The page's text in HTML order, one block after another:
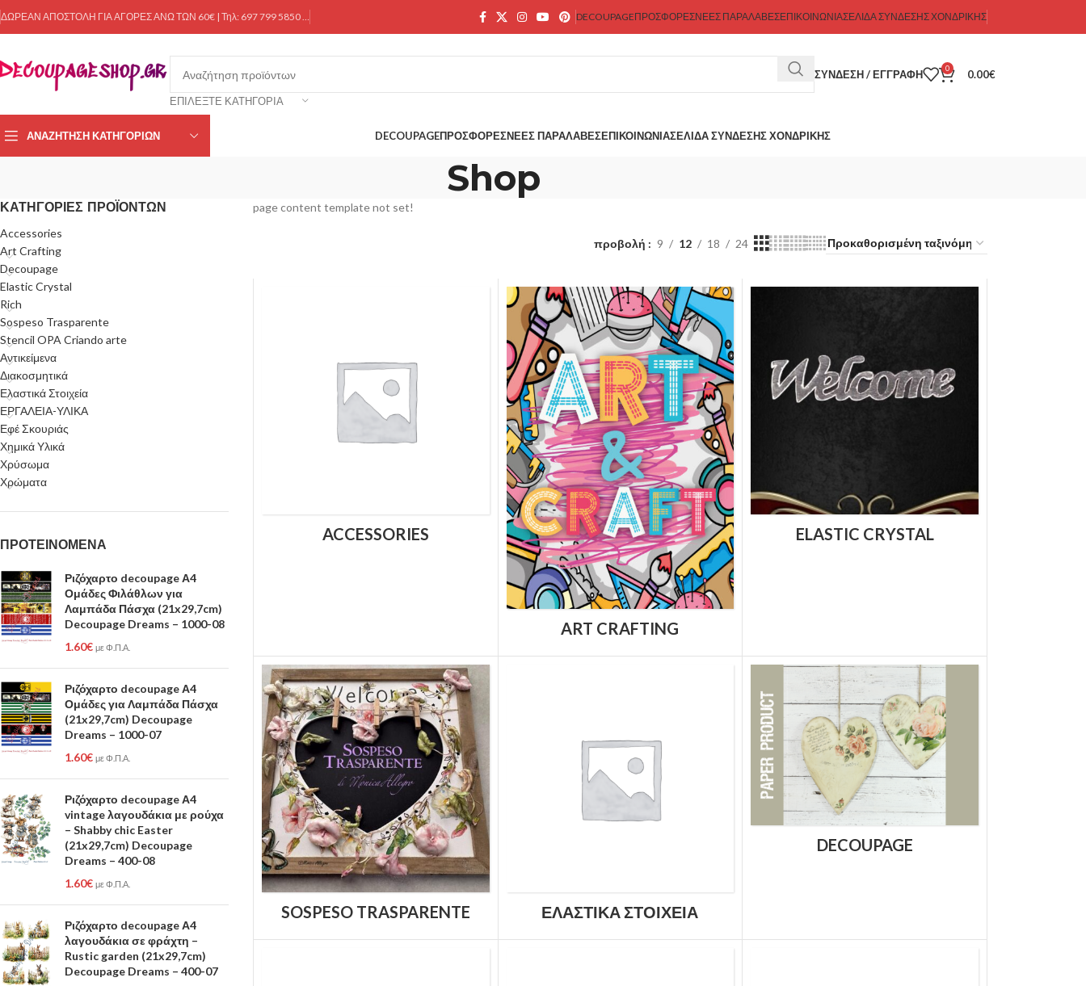
ΔΩΡΕΑΝ ΑΠΟΣΤΟΛΗ ΓΙΑ ΑΓΟΡΕΣ ΑΝΩ ΤΩΝ 60€ | Τηλ: 697 799 5850 … DECOUPAGEΠΡΟΣΦΟΡΕΣΝΕΕΣ ΠΑΡΑΛΑΒΕΣΕΠΙΚΟΙΝΩΝΊΑΣΕΛΊΔΑ ΣΎΝΔΕΣΗΣ ΧΟΝΔΡΙΚΉΣ
ΕΠΙΛΈΞΤΕ ΚΑΤΗΓΟΡΊΑ
ΣΎΝΔΕΣΗ / ΕΓΓΡΑΦΉ 0 0.00€
ΑΝΑΖΉΤΗΣΗ ΚΑΤΗΓΟΡΙΏΝ DECOUPAGEΠΡΟΣΦΟΡΕΣΝΕΕΣ ΠΑΡΑΛΑΒΕΣΕΠΙΚΟΙΝΩΝΊΑΣΕΛΊΔΑ ΣΎΝΔΕΣΗΣ ΧΟΝΔΡΙΚΉΣ
Shop
ΚΑΤΗΓΟΡΊΕΣ ΠΡΟΪΌΝΤΩΝ
Accessories
Art Crafting
Decoupage
Elastic Crystal
Rich
Sospeso Trasparente
Stencil OPA Criando arte
Αντικείμενα
Διακοσμητικά
Ελαστικά Στοιχεία
ΕΡΓΑΛΕΙΑ-ΥΛΙΚΑ
Εφέ Σκουριάς
Χημικά Υλικά
Χρύσωμα
Χρώματα
ΠΡΟΤΕΙΝΟΜΕΝΑ
Ριζόχαρτο decoupage Α4
Ομάδες Φιλάθλων για
Λαμπάδα Πάσχα (21x29,7cm)
Decoupage Dreams – 1000-08
1.60€ με Φ.Π.Α.
Ριζόχαρτο decoupage Α4
Ομάδες για Λαμπάδα Πάσχα
(21x29,7cm) Decoupage
Dreams – 1000-07
1.60€ με Φ.Π.Α.
Ριζόχαρτο decoupage Α4
vintage λαγουδάκια με ρούχα
– Shabby chic Easter
(21x29,7cm) Decoupage
Dreams – 400-08
1.60€ με Φ.Π.Α.
Ριζόχαρτο decoupage Α4
λαγουδάκια σε φράχτη –
Rustic garden (21x29,7cm)
Decoupage Dreams – 400-07
page content template not set!
προβολή 9 12 18 24
ACCESSORIES
ART CRAFTING
ELASTIC CRYSTAL
SOSPESO TRASPARENTE ΕΛΑΣΤΙΚΆ ΣΤΟΙΧΕΊΑ
DECOUPAGE